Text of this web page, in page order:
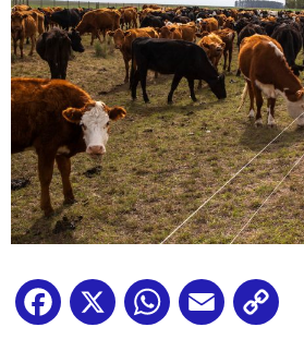
Facebook
X WhatsApp
Email